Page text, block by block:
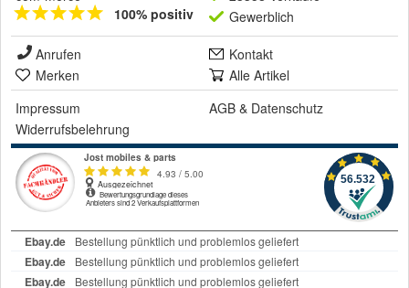
100% positiv
Gewerblich
Anrufen
Kontakt
Merken
Alle Artikel
Impressum
AGB & Datenschutz
Widerrufsbelehrung